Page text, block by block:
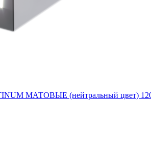
МАТОВЫЕ (нейтральный цвет)